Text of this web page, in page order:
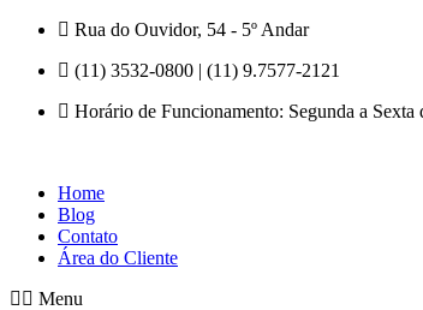
Pular
Rua do Ouvidor, 54 - 5º Andar
(11) 3532-0800 | (11) 9.7577-2121
Horário de Funcionamento: Segunda a Sexta
Home
Blog
Contato
Área do Cliente
Menu